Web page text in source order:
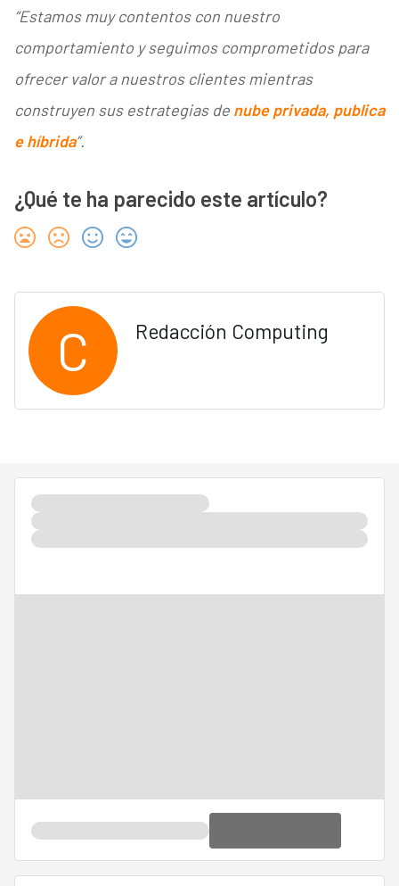
“Estamos muy contentos con nuestro
comportamiento y seguimos comprometidos para
ofrecer valor a nuestros clientes mientras
construyen sus estrategias de nube privada, publica
e híbrida”.
¿Qué te ha parecido este artículo?
C Redacción Computing